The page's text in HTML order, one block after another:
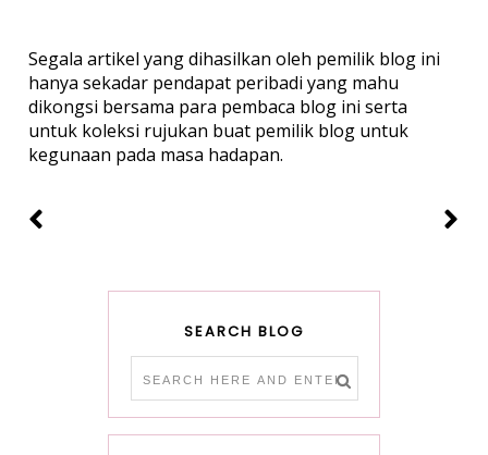
Segala artikel yang dihasilkan oleh pemilik blog ini
hanya sekadar pendapat peribadi yang mahu
dikongsi bersama para pembaca blog ini serta
untuk koleksi rujukan buat pemilik blog untuk
kegunaan pada masa hadapan.
SEARCH BLOG